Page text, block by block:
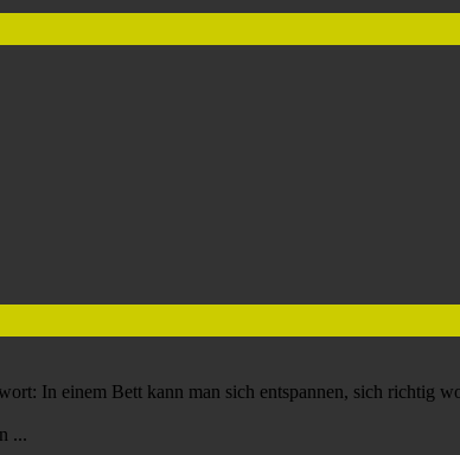
In einem Bett kann man sich entspannen, sich richtig
...